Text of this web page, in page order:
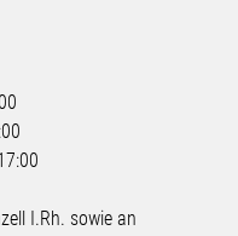
I.Rh. sowie an